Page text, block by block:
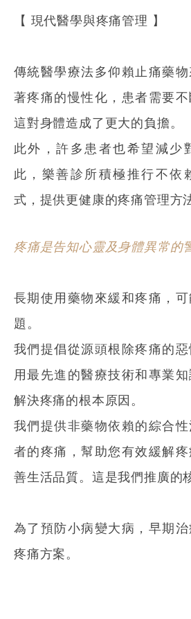
【 現代醫學與疼痛管理 】
傳統醫學療法多仰賴止痛藥
著疼痛的慢性化，患者需要不
這對身體造成了更大的負擔。
此外，許多患者也希望減少
此，樂善診所積極推行不依
式，提供更健康的疼痛管理方
疼痛是告知心靈及身體異常的
長期使用藥物來緩和疼痛，
題。
我們提倡從源頭根除疼痛的
用最先進的醫療技術和專業
解決疼痛的根本原因。
我們提供非藥物依賴的綜合
者的疼痛，幫助您有效緩解
善生活品質。這是我們推廣的
為了預防小病變大病，早期
疼痛方案。